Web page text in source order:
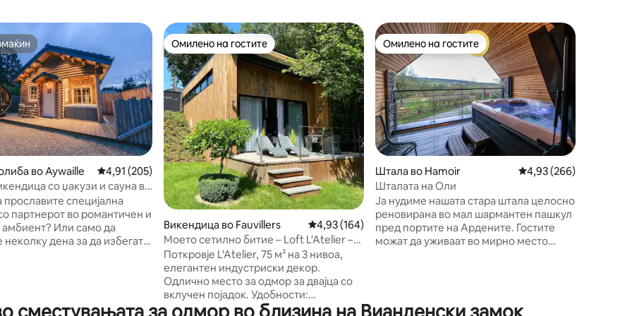
5, 128 рецензии
во Aywaille Просечна оцена: 4,91 од 5, 205 рецензии
4,91 (205)
со џакузи и сауна во
регион
прославите специјална
партнерот во романтичен и
амбиент? Или само да
дена за да избегате
целата година.
Омилено на гостите
Омилено на гостите
Викендица во Fauvillers Просечна оцена: 4,93 од 5, 164 рецензии
4,93 (164)
Моето сетилно битие – Loft L'Atelier –
вклучен е појадок
Поткровје L'Atelier, 75 м² на 3 нивоа,
елегантен индустриски декор.
Одлично место за одмор за двајца со
вклучен појадок. Удобности:
дополнителен брачен кревет (широк
Омилено на гостите
Омилено на гостите
Штала во Hamoir Просечна оцена: 4,93
4,93 (266)
Шталата на Оли
Ја нудиме нашата стара штала целосно
реновирана во мал шармантен пашкул
пред портите на Ардените. Гостите
можат да уживаат во мирно место
покриената тераса и мноштво